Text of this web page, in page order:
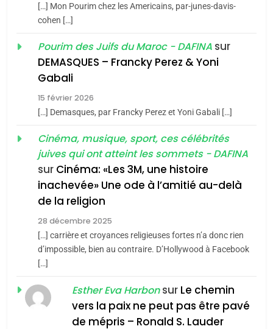
«Tu dis génocide, je dis
guerre»: La nouvelle
Tout sur la Nostalgie
SOUVENIRS
l’alliance pourrait
s’étendre à 13 pays
d’Amérique latine
ISRAÉL JUDAISME
2025, l’année la plus
meurtrière selon le
rapport d’ADL contre
FRANCE ISRAÉL
[…] Mon Pourim chez les Americains, par-junes-davis-
cohen […]
Pourim des Juifs du Maroc - DAFINA sur
DEMASQUES – Francky Perez & Yoni
Gabali
15 février 2026
[…] Demasques, par Francky Perez et Yoni Gabali […]
Cinéma, musique, sport, ces célébrités
juives qui ont atteint les sommets - DAFINA
sur Cinéma: «Les 3M, une histoire
inachevée» Une ode à l’amitié au-delà
de la religion
28 décembre 2025
[…] carrière et croyances religieuses fortes n’a donc rien
d’impossible, bien au contraire. D’Hollywood à Facebook
[…]
Esther Eva Harbonsur Le chemin
vers la paix ne peut pas être pavé
de mépris – Ronald S. Lauder
2025, l’année la plus
d’ADL contre
l’antisémitisme
FRANCE ISRAÉL
POURQUOI JE REVENDIQUE
Zrihen-Dvir
CE QUI NOUS MANQUE –
Jacques Hadida
JUDAISME
Maroc : Les amandes de
Azilal consacrés produits
du terroir
DAFINA MAROC